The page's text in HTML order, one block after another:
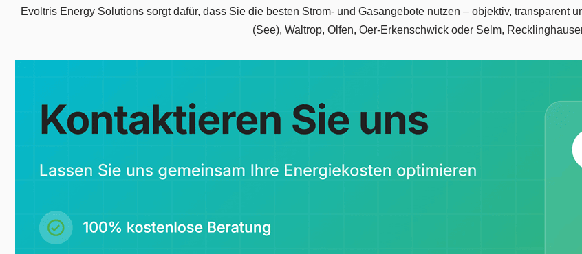
Evoltris Energy Solutions sorgt dafür, dass Sie die besten Strom- und Gasangebote nutzen – objektiv, transparent
(See), Waltrop, Olfen, Oer-Erkenschwick oder Selm,